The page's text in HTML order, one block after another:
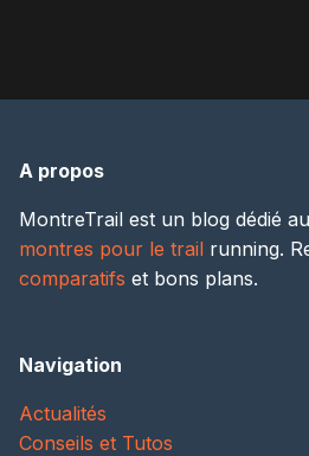
A propos
MontreTrail est un blog dédié
montres pour le trail running.
comparatifs et bons plans.
Navigation
Actualités
Conseils et Tutos